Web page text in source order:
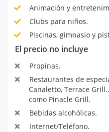
Animación y
Clubs para niños.
Piscinas, gimnasio y
El precio no incluye
Propinas.
Restaurantes de
Canaletto, Terrace
como Pinacle Grill.
Bebidas alcohólicas.
Internet/Teléfono.